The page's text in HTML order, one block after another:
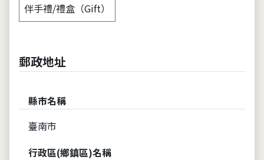
伴手禮/禮盒（Gift）
郵政地址
縣市名稱
臺南市
行政區(鄉鎮區)名稱